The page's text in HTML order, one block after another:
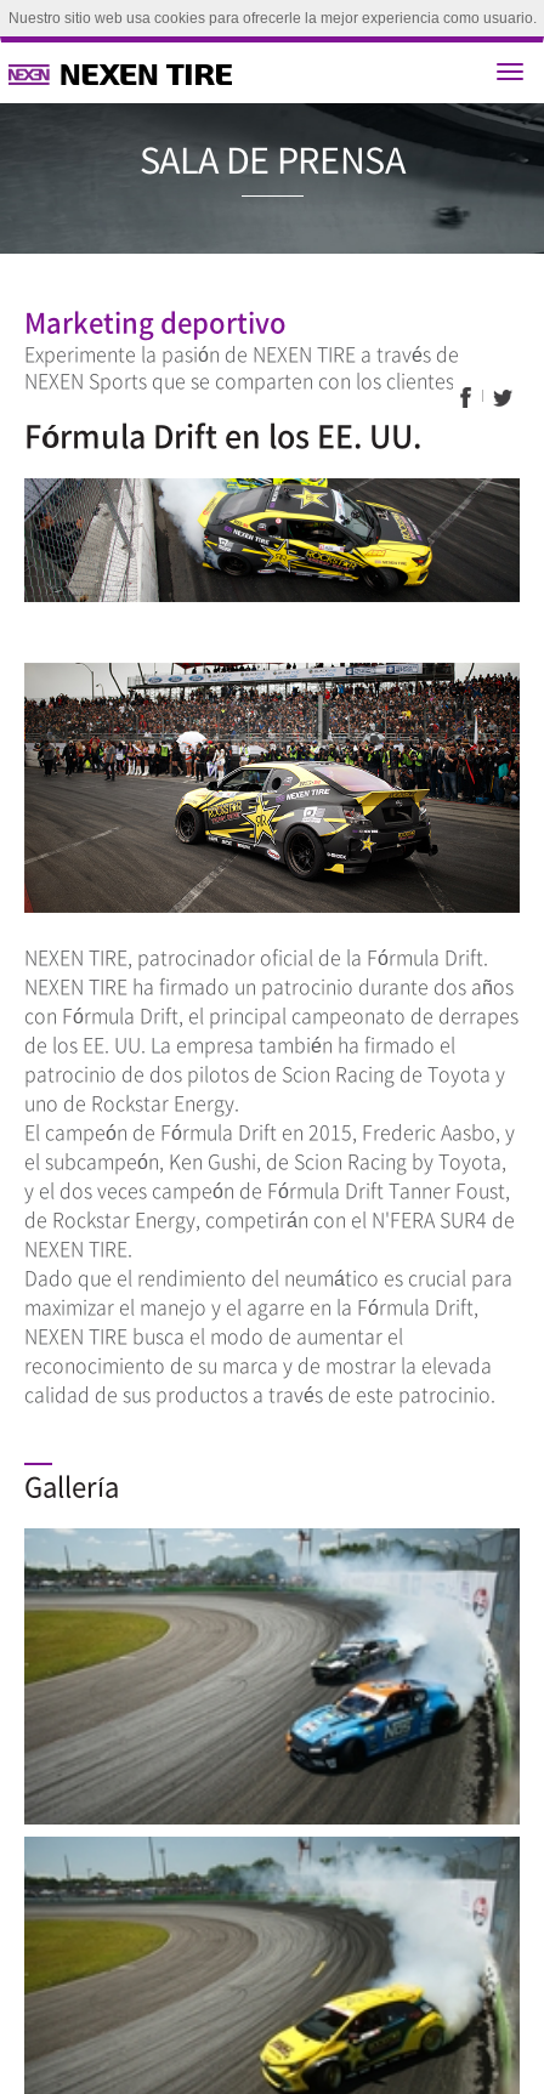
Nuestro sitio web usa cookies para ofrecerle la mejor experiencia como usuario.
SALA DE
Marketing deportivo
Experimente la pasión de NEXEN TIRE a través de
NEXEN Sports que se comparten con los clientes.
Fórmula Drift en los EE. UU.
NEXEN TIRE, patrocinador oficial de la Fórmula Drift.
NEXEN TIRE ha firmado un patrocinio durante dos años
con Fórmula Drift, el principal campeonato de derrapes
de los EE. UU. La empresa también ha firmado el
patrocinio de dos pilotos de Scion Racing de Toyota y
uno de Rockstar Energy.
El campeón de Fórmula Drift en 2015, Frederic Aasbo, y
el subcampeón, Ken Gushi, de Scion Racing by Toyota,
y el dos veces campeón de Fórmula Drift Tanner Foust,
de Rockstar Energy, competirán con el N'FERA SUR4 de
NEXEN TIRE.
Dado que el rendimiento del neumático es crucial para
maximizar el manejo y el agarre en la Fórmula Drift,
NEXEN TIRE busca el modo de aumentar el
reconocimiento de su marca y de mostrar la elevada
calidad de sus productos a través de este patrocinio.
Gallería
Cerca